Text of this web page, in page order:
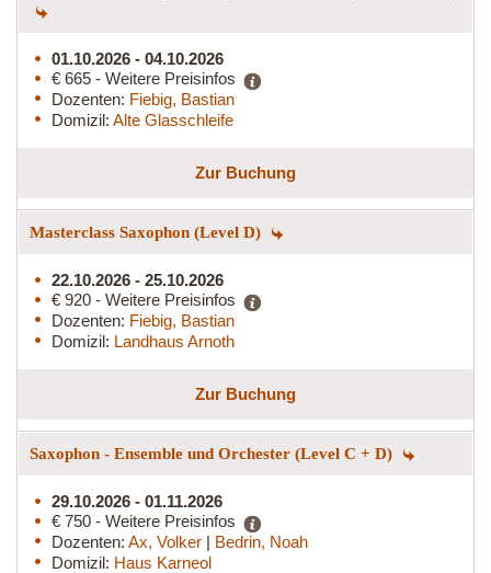
01.10.2026 - 04.10.2026
€ 665 - Weitere Preisinfos
Dozenten: Fiebig, Bastian
Domizil: Alte Glasschleife
Zur Buchung
Masterclass Saxophon (Level D)
22.10.2026 - 25.10.2026
€ 920 - Weitere Preisinfos
Dozenten: Fiebig, Bastian
Domizil: Landhaus Arnoth
Zur Buchung
Saxophon - Ensemble und Orchester (Level C + D)
29.10.2026 - 01.11.2026
€ 750 - Weitere Preisinfos
Dozenten: Ax, Volker | Bedrin, Noah
Domizil: Haus Karneol